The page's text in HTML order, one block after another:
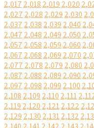
2,017 2,018 2,019 2,020
2,027 2,028 2,029 2,030
2,037 2,038 2,039 2,040
2,047 2,048 2,049 2,050
2,057 2,058 2,059 2,060
2,067 2,068 2,069 2,070
2,077 2,078 2,079 2,080
2,087 2,088 2,089 2,090
2,097 2,098 2,099 2,100
2,108 2,109 2,110 2,111
2,119 2,120 2,1212,122
2,129 2,130 2,1312,132